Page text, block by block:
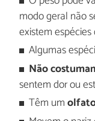
modo geral não
existem
Algumas
Não
sentem dor ou
Têm um